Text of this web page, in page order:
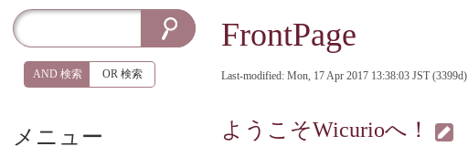
FrontPage
Last-modified: Mon, 17 Apr 2017 13:38:03 JST (3399d)
ようこそWicurioへ！
AND 検索 OR 検索
メニュー